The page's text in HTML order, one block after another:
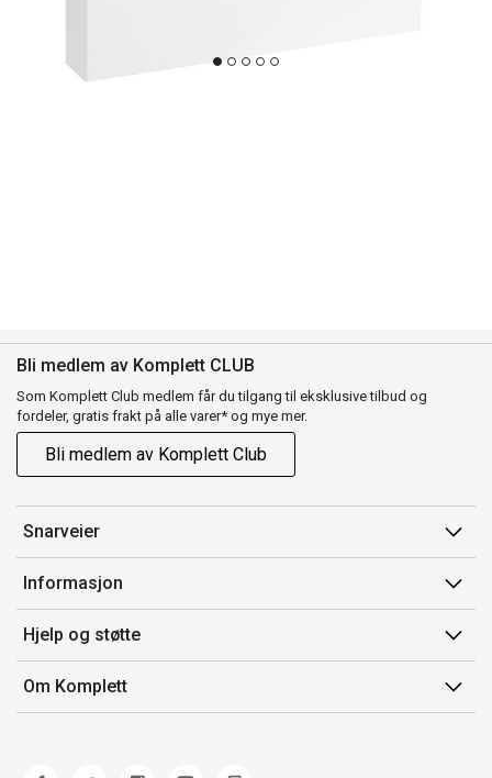
Bli medlem av Komplett CLUB
Som Komplett Club medlem får du tilgang til eksklusive tilbud og
fordeler, gratis frakt på alle varer* og mye mer.
Bli medlem av Komplett Club
Snarveier
Min side
Ordreoversikt
Flex
Komplett Club
Informasjon
Salgsbetingelser
Medlemsvilkår for Komplett Club
Merker/produsent
Hjelp og støtte
Kontakt oss
Kundeservice
Om Komplett